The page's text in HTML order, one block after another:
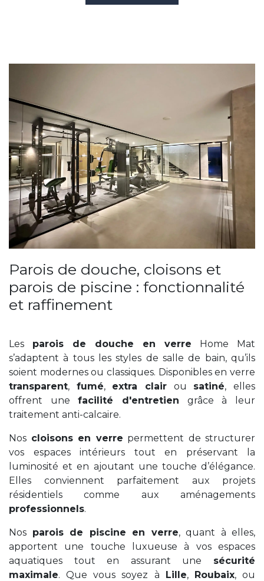
Parois de douche, cloisons et
parois de piscine : fonctionnalité
et raffinement
Les parois de douche en verre Home Mat
s’adaptent à tous les styles de salle de bain, qu’ils
soient modernes ou classiques. Disponibles en verre
transparent, fumé, extra clair ou satiné, elles
offrent unefacilité d'entretien grâce à leur
traitement anti-calcaire.
Nos cloisons en verre permettent de structurer
vos espaces intérieurs tout en préservant la
luminosité et en ajoutant une touche d’élégance.
Elles conviennent parfaitement aux projets
résidentiels comme aux aménagements
professionnels.
Nos parois de piscine en verre, quant à elles,
apportent une touche luxueuse à vos espaces
aquatiques tout en assurant une sécurité
maximale. Que vous soyez à Lille, Roubaix, ou